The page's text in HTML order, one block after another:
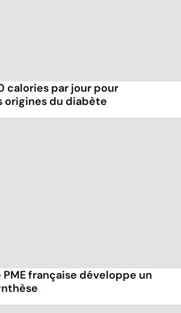
calories par jour pour
origines du diabète
PME française développe un